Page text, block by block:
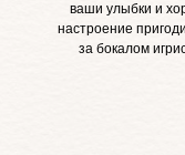
ваши улыбки и
настроение
за бокалом